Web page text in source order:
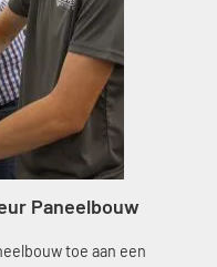
Paneelbouw
toe aan een